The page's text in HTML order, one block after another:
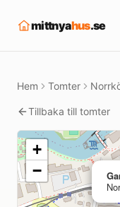
mittnyahus.se
Hem Tomter
Tillbaka till tomter
+
−